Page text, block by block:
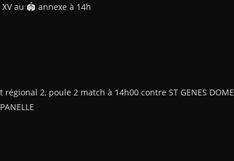
au 🏟 annexe à 14h
2, poule 2 match à 14h00 contre ST GENES DOME